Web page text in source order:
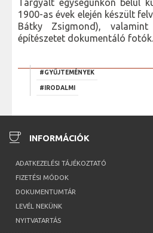
Tárgyalt egységünkön belül
1900-as évek elején készült
Bátky Zsigmond),
építészetet dokumentáló fotók.
#GYŰJTEMÉNYEK
#IRODALMI
coffee INFORMÁCIÓK
ADATKEZELÉSI TÁJÉKOZTATÓ
FIZETÉSI MÓDOK
DOKUMENTUMTÁR
LEVÉL NEKÜNK
NYITVATARTÁS